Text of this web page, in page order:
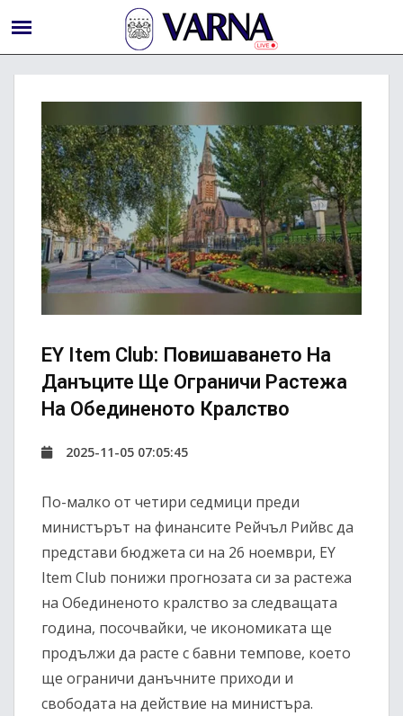
EY Item Club: Повишаването На
Данъците Ще Ограничи Растежа
На Обединеното Кралство
2025-11-05 07:05:45
По-малко от четири седмици преди
министърът на финансите Рейчъл Рийвс да
представи бюджета си на 26 ноември, EY
Item Club понижи прогнозата си за растежа
на Обединеното кралство за следващата
година, посочвайки, че икономиката ще
продължи да расте с бавни темпове, което
ще ограничи данъчните приходи и
свободата на действие на министъра.